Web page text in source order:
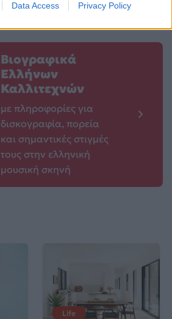
Data Access Privacy Policy
Βιογραφικά
Ελλήνων
Καλλιτεχνών
με πληροφορίες για
δισκογραφία, πορεία
και σημαντικές στιγμές
τους στην ελληνική
μουσική σκηνή
Life